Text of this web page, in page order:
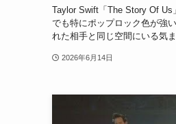
Taylor Swift「The Story Of Us
でも特にポップロック色が強
れた相手と同じ空間にいる気
2026年6月14日